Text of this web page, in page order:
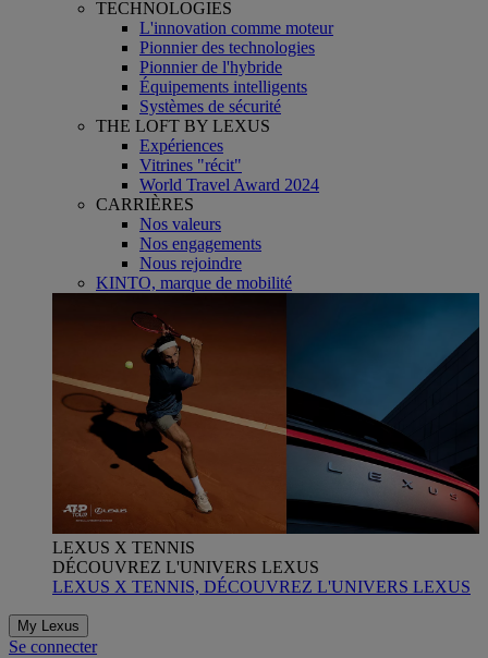
TECHNOLOGIES
L'innovation comme moteur
Pionnier des technologies
Pionnier de l'hybride
Équipements intelligents
Systèmes de sécurité
THE LOFT BY LEXUS
Expériences
Vitrines "récit"
World Travel Award 2024
CARRIÈRES
Nos valeurs
Nos engagements
Nous rejoindre
KINTO, marque de mobilité
LEXUS X TENNIS
DÉCOUVREZ L'UNIVERS LEXUS
LEXUS X TENNIS, DÉCOUVREZ L'UNIVERS LEXUS
My Lexus
Se connecter